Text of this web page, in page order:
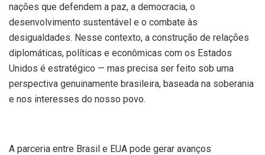
nações que defendem a paz, a democracia, o
desenvolvimento sustentável e o combate às
desigualdades. Nesse contexto, a construção de relações
diplomáticas, políticas e econômicas com os Estados
Unidos é estratégico — mas precisa ser feito sob uma
perspectiva genuinamente brasileira, baseada na soberania
e nos interesses do nosso povo.
A parceria entre Brasil e EUA pode gerar avanços